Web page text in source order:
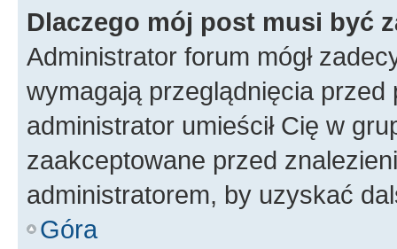
Dlaczego mój post musi być
Administrator forum mógł
wymagają przeglądnięcia
administrator umieścił Cię w
zaakceptowane przed
administratorem, by uzyskać
Góra